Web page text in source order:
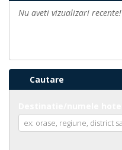
Nu aveti vizualizari recente!
Cautare